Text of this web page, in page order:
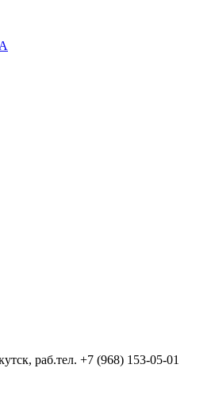
раб.тел. +7 (968) 153-05-01